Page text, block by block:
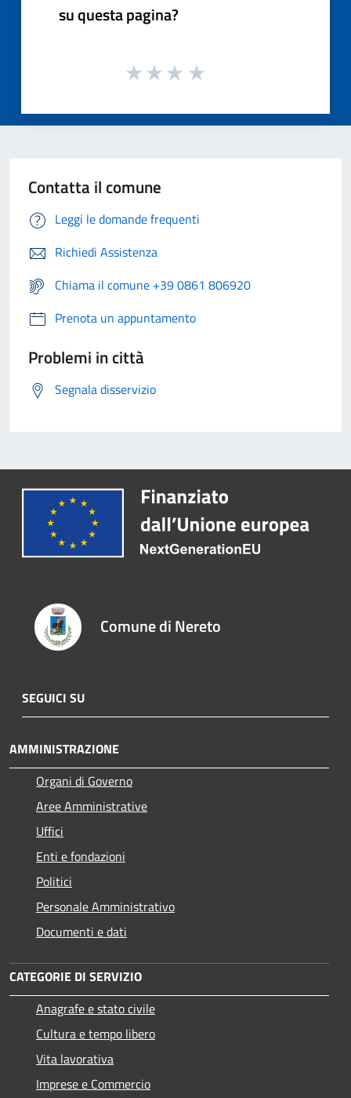
su questa pagina?
Contatta il comune
Leggi le domande frequenti
Richiedi Assistenza
Chiama il comune +39 0861 806920
Prenota un appuntamento
Problemi in città
Segnala disservizio
Comune di Nereto
SEGUICI SU
AMMINISTRAZIONE
Organi di Governo
Aree Amministrative
Uffici
Enti e fondazioni
Politici
Personale Amministrativo
Documenti e dati
CATEGORIE DI SERVIZIO
Anagrafe e stato civile
Cultura e tempo libero
Vita lavorativa
Imprese e Commercio